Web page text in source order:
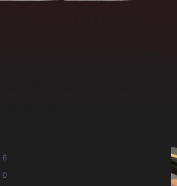
6
0